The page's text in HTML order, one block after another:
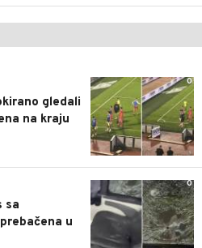
0
gledali
na kraju
0
sa
u